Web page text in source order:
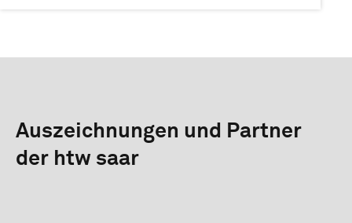
Auszeichnungen und Partner
der htw saar